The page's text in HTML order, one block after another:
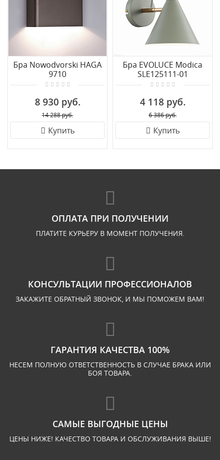
Бра Nowodvorski HAGA
9710
8 930 руб.
14 288 руб.
Купить
Бра EVOLUCE Modica
SLE125111-01
4 118 руб.
6 386 руб.
Купить
ОПЛАТА ПРИ ПОЛУЧЕНИИ
ПЛАТИТЕ КУРЬЕРУ В МОМЕНТ ПОЛУЧЕНИЯ.
КОНСУЛЬТАЦИИ ПРОФЕССИОНАЛОВ
ЗАКАЖИТЕ ОБРАТНЫЙ ЗВОНОК, И МЫ ПОМОЖЕМ ВАМ!
ГАРАНТИЯ КАЧЕСТВА 100%
НЕСЕМ ПОЛНУЮ ОТВЕТСТВЕННОСТЬ В СЛУЧАЕ БРАКА ИЛИ
БОЯ ТОВАРА.
САМЫЕ ВЫГОДНЫЕ ЦЕНЫ
ЦЕНЫ НИЖЕ! КАЧЕСТВО ТОВАРА И ОБСЛУЖИВАНИЯ ВЫШЕ!